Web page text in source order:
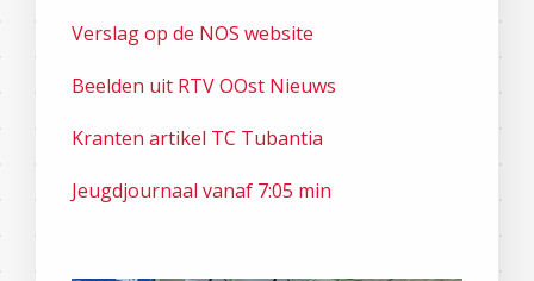
Verslag op de NOS website
Beelden uit RTV OOst Nieuws
Kranten artikel TC Tubantia
Jeugdjournaal vanaf 7:05 min